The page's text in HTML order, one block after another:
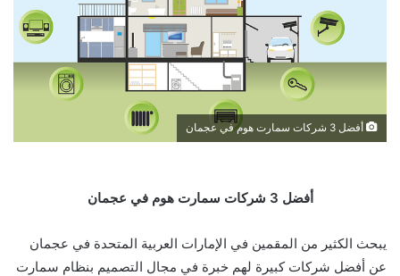
أفضل 3 شركات سمارت هوم في عجمان
أفضل 3 شركات سمارت هوم في عجمان
يبحث الكثير من المقمين في الإمارات العربية المتحدة في عجمان
عن أفضل شركات كبيرة لهم خبرة في مجال التصميم بنظام سمارت